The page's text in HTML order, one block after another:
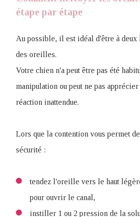
étape par étape
Au possible, il est idéal d'être à deux
des oreilles.
Votre chien n'a peut être pas été
manipulation ou peut ne pas
réaction inattendue.
Lors que la contention vous permet
sécurité :
tendez l'oreille vers le haut
pour ouvrir le canal,
instiller 1 ou 2 pression de la